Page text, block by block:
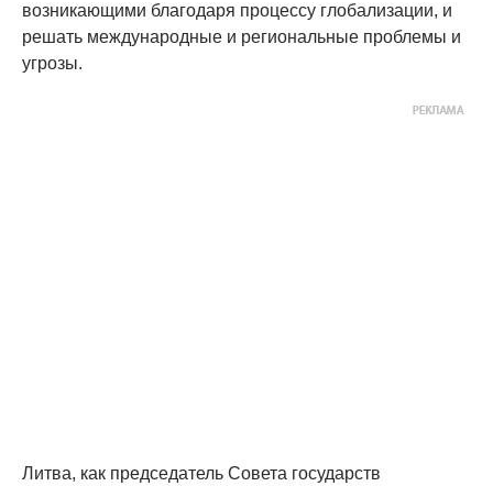
возникающими благодаря процессу глобализации, и
решать международные и региональные проблемы и
угрозы.
Литва, как председатель Совета государств